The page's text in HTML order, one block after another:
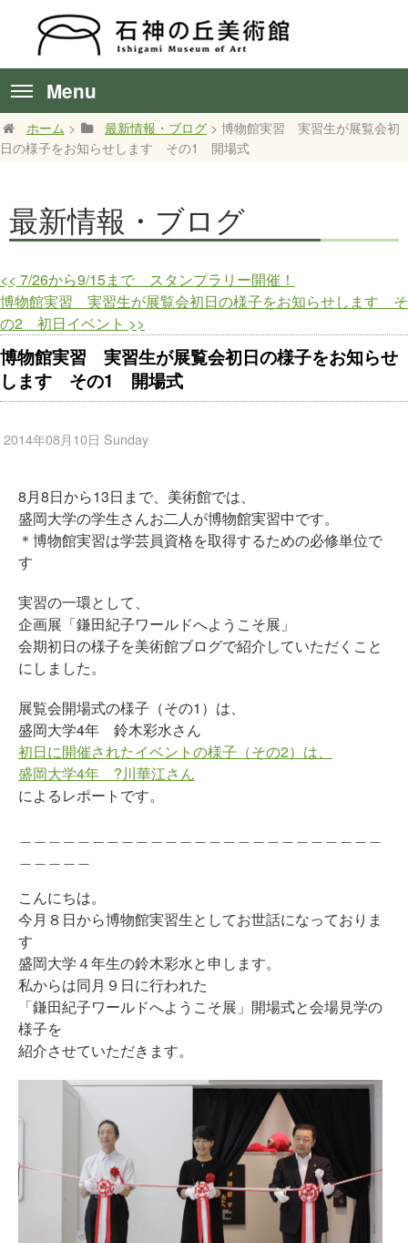
Menu
ホーム > 最新情報・ブログ > 博物館実習 実習生が展覧会初
日の様子をお知らせします その1 開場式
最新情報・ブログ
<< 7/26から9/15まで スタンプラリー開催！
博物館実習 実習生が展覧会初日の様子をお知らせします そ
の2 初日イベント >>
博物館実習 実習生が展覧会初日の様子をお知らせ
します その1 開場式
2014年08月10日 Sunday
8月8日から13日まで、美術館では、
盛岡大学の学生さんお二人が博物館実習中です。
＊博物館実習は学芸員資格を取得するための必修単位で
す
実習の一環として、
企画展「鎌田紀子ワールドへようこそ展」
会期初日の様子を美術館ブログで紹介していただくこと
にしました。
展覧会開場式の様子（その1）は、
盛岡大学4年 鈴木彩水さん
初日に開催されたイベントの様子（その2）は、
盛岡大学4年 ?川華江さん
によるレポートです。
こんにちは。
今月８日から博物館実習生としてお世話になっておりま
す
盛岡大学４年生の鈴木彩水と申します。
私からは同月９日に行われた
「鎌田紀子ワールドへようこそ展」開場式と会場見学の
様子を
紹介させていただきます。